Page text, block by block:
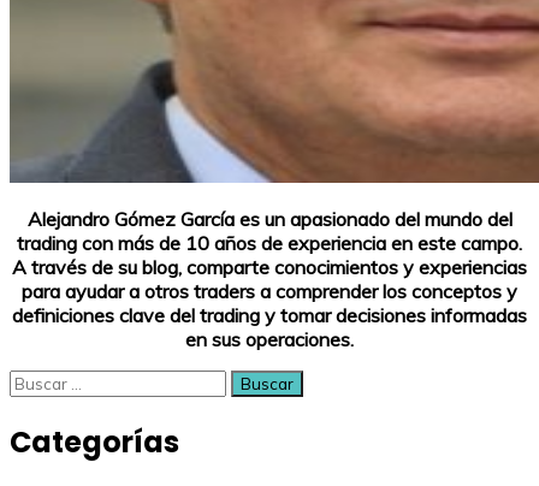
Alejandro Gómez García es un apasionado del mundo del
trading con más de 10 años de experiencia en este campo.
A través de su blog, comparte conocimientos y experiencias
para ayudar a otros traders a comprender los conceptos y
definiciones clave del trading y tomar decisiones informadas
en sus operaciones.
Buscar:
Categorías